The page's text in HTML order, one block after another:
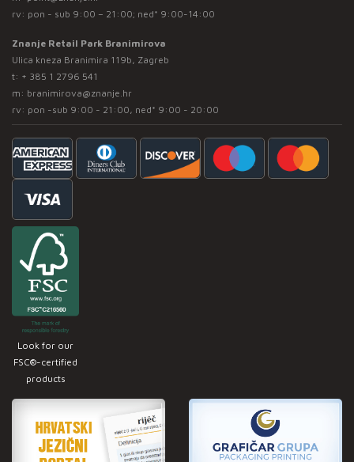
rv: pon - sub 9:00 – 21:00; ned* 9:00-14:00
Znanje Retail Park Branimirova
Ulica kneza Branimira 119b, Zagreb
t: + 385 1 2796 541
m: branimirova@znanje.hr
rv: pon -sub 9:00 - 21:00, ned* 9:00 - 20:00
Look for our
FSC®-certified
products